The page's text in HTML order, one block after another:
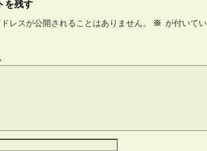
を残す
レスが公開されることはありません。 ※ が付いて